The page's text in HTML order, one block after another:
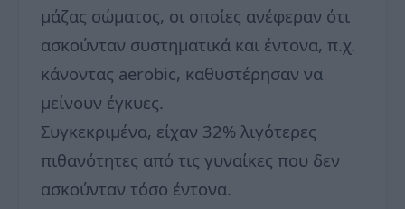
μάζας σώματος, οι οποίες ανέφεραν ότι
ασκούνταν συστηματικά και έντονα, π.χ.
κάνοντας aerobic, καθυστέρησαν να
μείνουν έγκυες.
Συγκεκριμένα, είχαν 32% λιγότερες
πιθανότητες από τις γυναίκες που δεν
ασκούνταν τόσο έντονα.